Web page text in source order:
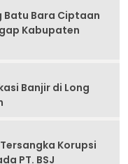
Batu Bara Ciptaan
Kabupaten
Banjir di Long
Korupsi
PT. BSJ